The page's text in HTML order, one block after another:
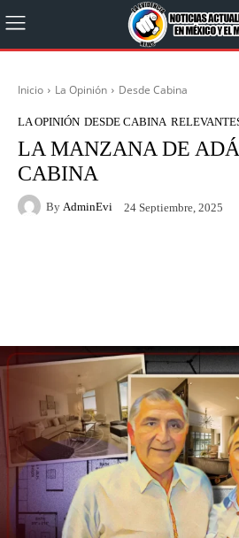
Inicio La Opinión Desde Cabina
LA OPINIÓN DESDE CABINA
LA MANZANA DE
CABINA
By AdminEvi 24 Septiembre, 2025